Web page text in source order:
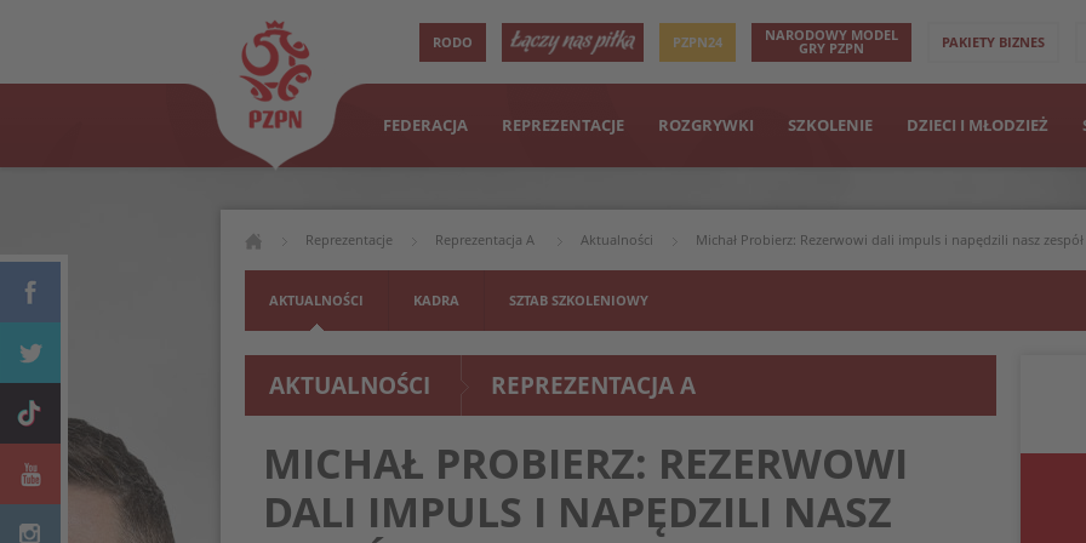
RODO PZPN24 NARODOWY MODEL
GRY PZPN PAKIETY BIZNES
FEDERACJA REPREZENTACJE ROZGRYWKI SZKOLENIE DZIECI I MŁODZIEŻ
Reprezentacje Reprezentacja A Aktualności Michał Probierz: Rezerwowi dali impuls i napędzili nasz zespół
AKTUALNOŚCI KADRA SZTAB SZKOLENIOWY
AKTUALNOŚCI REPREZENTACJA A
MICHAŁ PROBIERZ: REZERWOWI
DALI IMPULS I NAPĘDZILI NASZ